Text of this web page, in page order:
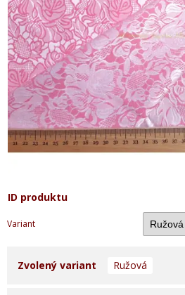
ID produktu
Variant
Zvolený variant Ružová